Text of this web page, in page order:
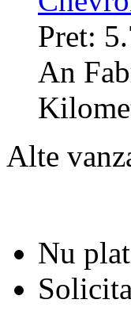
Pret:
An
Alte
Nu